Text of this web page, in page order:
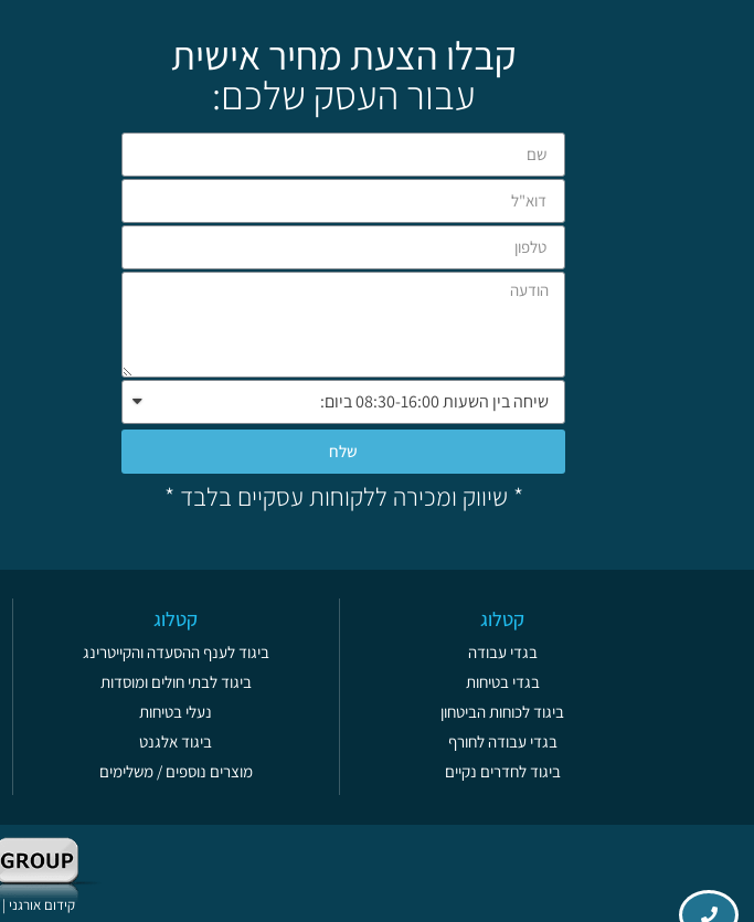
קבלו הצעת מחיר אישית
עבור העסק שלכם:
שלח
* שיווק ומכירה ללקוחות עסקיים בלבד *
קטלוג
בגדי עבודה
בגדי בטיחות
ביגוד לכוחות הביטחון
בגדי עבודה לחורף
ביגוד לחדרים נקיים
קטלוג
ביגוד לענף ההסעדה והקייטרינג
ביגוד לבתי חולים ומוסדות
נעלי בטיחות
ביגוד אלגנט
מוצרים נוספים / משלימים
קידום אורגני |